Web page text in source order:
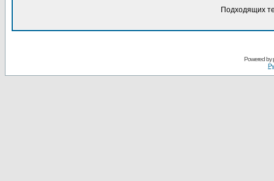
Подходящих
Powered by